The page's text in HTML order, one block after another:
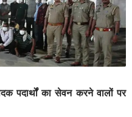
पदार्थों का सेवन करने वालों पर